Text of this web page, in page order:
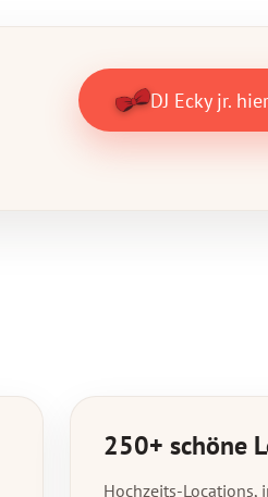
DJ Ecky jr.
250+ schöne
Hochzeits-Locations,